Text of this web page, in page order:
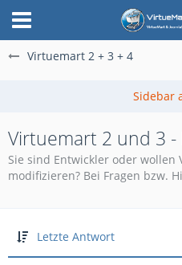
Virtuemart 2 + 3 + 4
Virtuemart 2 und 3 -
Sie sind Entwickler oder wollen
modifizieren? Bei Fragen bzw.
Letzte Antwort